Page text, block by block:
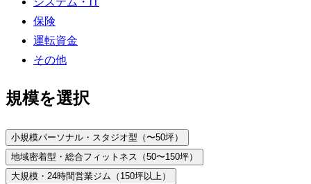
保険
運転資金
その他
規模を選択
小規模パーソナル・スタジオ型（〜50坪）
地域密着型・総合フィットネス（50〜150坪）
大規模・24時間営業ジム（150坪以上）